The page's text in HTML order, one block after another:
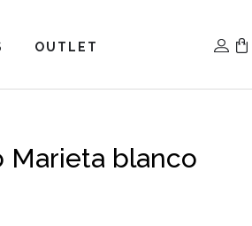
OUTLET
Marieta blanco